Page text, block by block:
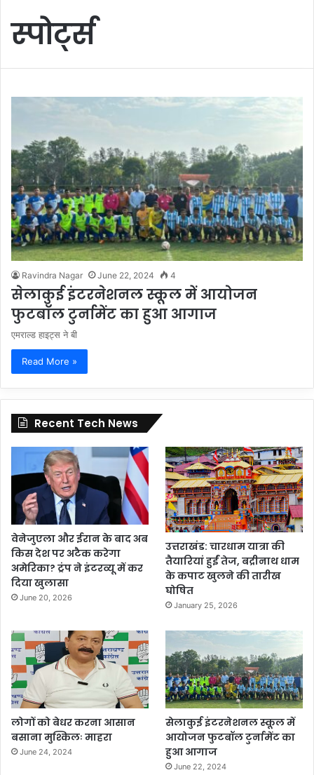
स्पोर्ट्स
Ravindra Nagar June 22, 2024 4
सेलाकुई इंटरनेशनल स्कूल में आयोजन
फुटबॉल टुर्नामेंट का हुआ आगाज
एमराल्ड हाइट्स ने बी
Read More »
Recent Tech News
वेनेजुएला और ईरान के बाद अब
किस देश पर अटैक करेगा
अमेरिका? ट्रंप ने इंटरव्यू में कर
दिया खुलासा
June 20, 2026
उत्तराखंड: चारधाम यात्रा की
तैयारियां हुईं तेज, बद्रीनाथ धाम
के कपाट खुलने की तारीख
घोषित
January 25, 2026
लोगों को बेधर करना आसान
बसाना मुश्किलः माहरा
June 24, 2024
सेलाकुई इंटरनेशनल स्कूल में
आयोजन फुटबॉल टुर्नामेंट का
हुआ आगाज
June 22, 2024